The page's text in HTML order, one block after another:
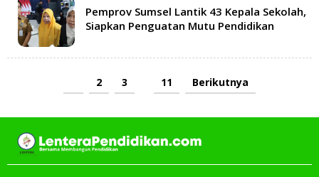
Pemprov Sumsel Lantik 43 Kepala Sekolah,
Siapkan Penguatan Mutu Pendidikan
2 3 11 Berikutnya